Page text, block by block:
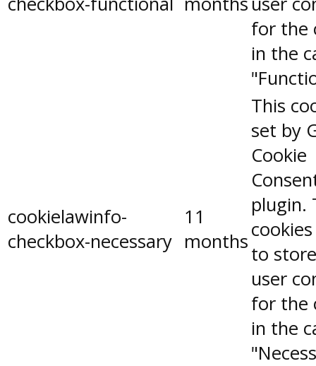
for the
in the
cookielawinfo-
checkbox-necessary
11
months
This
set by
Cookie
plugin.
to
user
for the
in the